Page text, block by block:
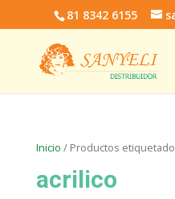
81 8342 6155
Inicio / Productos
acrilico